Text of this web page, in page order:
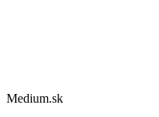
Medium.sk